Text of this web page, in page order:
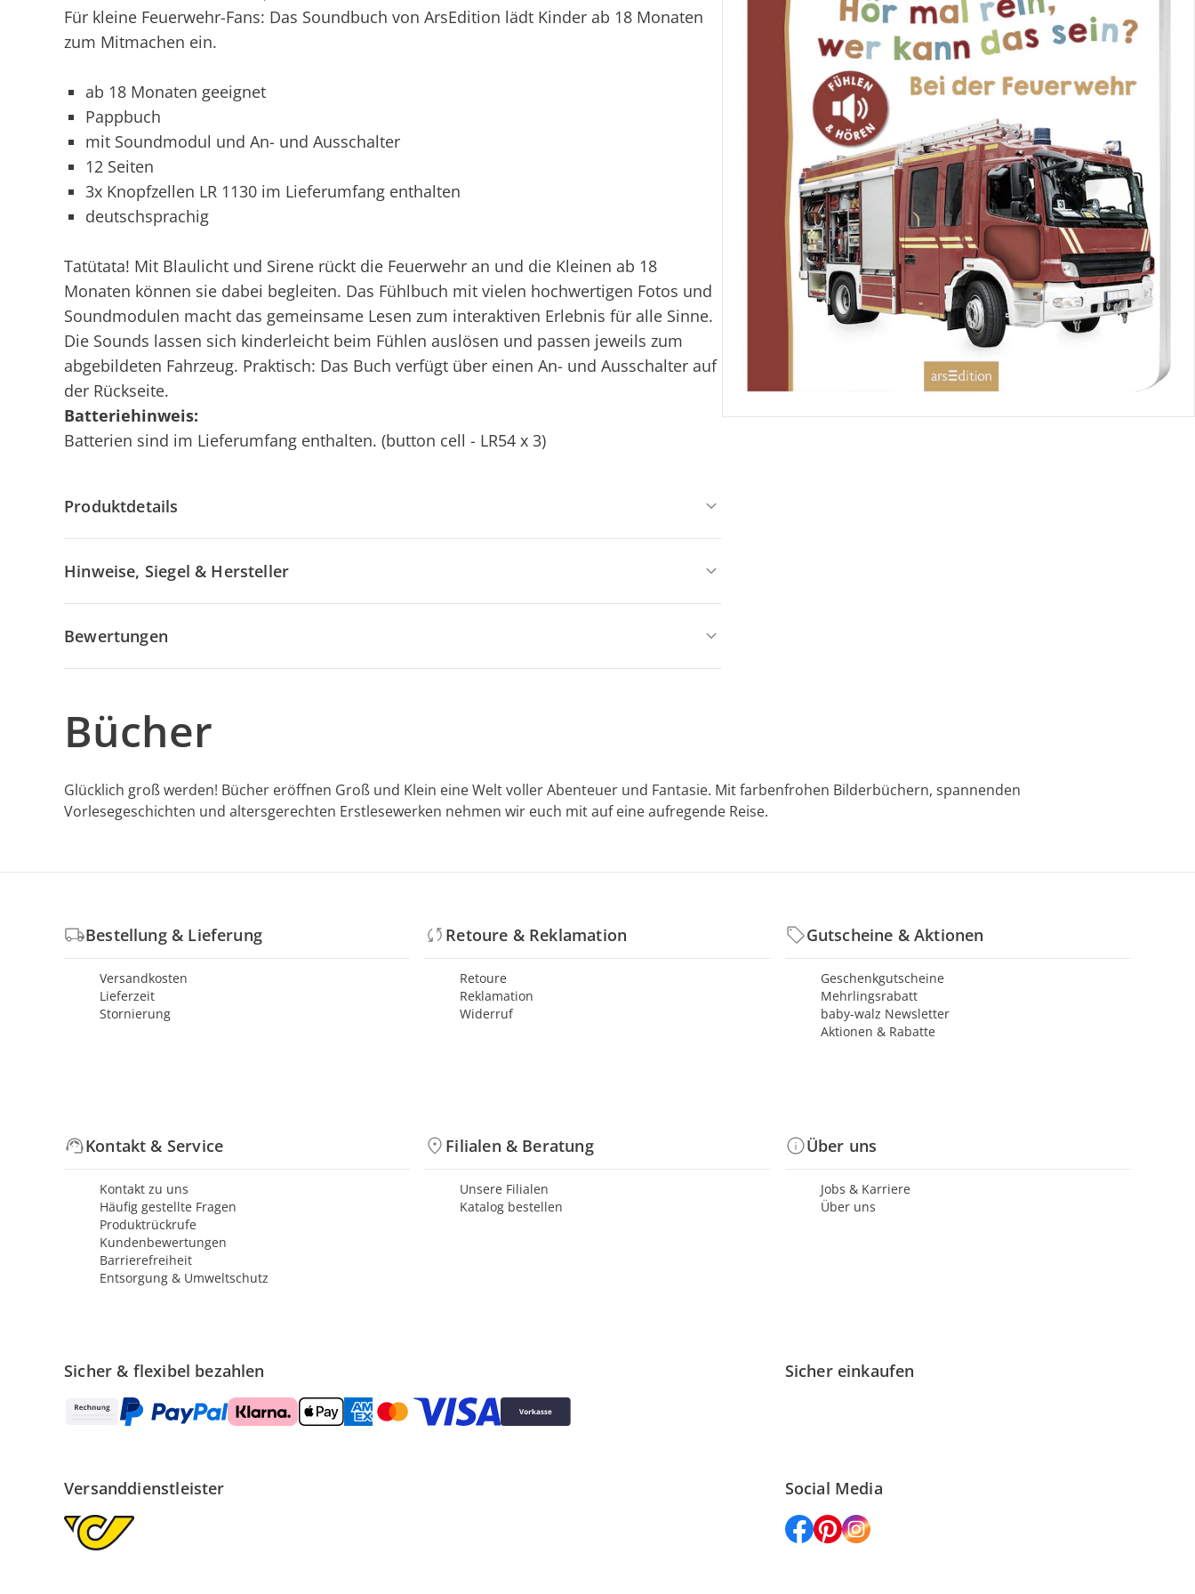
Für kleine Feuerwehr-Fans: Das Soundbuch von ArsEdition lädt Kinder ab 18 Monaten
zum Mitmachen ein.
ab 18 Monaten geeignet
Pappbuch
mit Soundmodul und An- und Ausschalter
12 Seiten
3x Knopfzellen LR 1130 im Lieferumfang enthalten
deutschsprachig
Tatütata! Mit Blaulicht und Sirene rückt die Feuerwehr an und die Kleinen ab 18
Monaten können sie dabei begleiten. Das Fühlbuch mit vielen hochwertigen Fotos und
Soundmodulen macht das gemeinsame Lesen zum interaktiven Erlebnis für alle Sinne.
Die Sounds lassen sich kinderleicht beim Fühlen auslösen und passen jeweils zum
abgebildeten Fahrzeug. Praktisch: Das Buch verfügt über einen An- und Ausschalter auf
der Rückseite.
Batteriehinweis:
Batterien sind im Lieferumfang enthalten. (button cell - LR54 x 3)
Produktdetails
Hinweise, Siegel & Hersteller
Bewertungen
Bücher
Glücklich groß werden! Bücher eröffnen Groß und Klein eine Welt voller Abenteuer und Fantasie. Mit farbenfrohen Bilderbüchern, spannenden
Vorlesegeschichten und altersgerechten Erstlesewerken nehmen wir euch mit auf eine aufregende Reise.
Bestellung & Lieferung
Versandkosten
Lieferzeit
Stornierung
Retoure & Reklamation
Retoure
Reklamation
Widerruf
Gutscheine & Aktionen
Geschenkgutscheine
Mehrlingsrabatt
baby-walz Newsletter
Aktionen & Rabatte
Kontakt & Service
Kontakt zu uns
Häufig gestellte Fragen
Produktrückrufe
Kundenbewertungen
Barrierefreiheit
Entsorgung & Umweltschutz
Filialen & Beratung
Unsere Filialen
Katalog bestellen
Über uns
Jobs & Karriere
Über uns
Sicher & flexibel bezahlen Sicher einkaufen
Versanddienstleister Social Media